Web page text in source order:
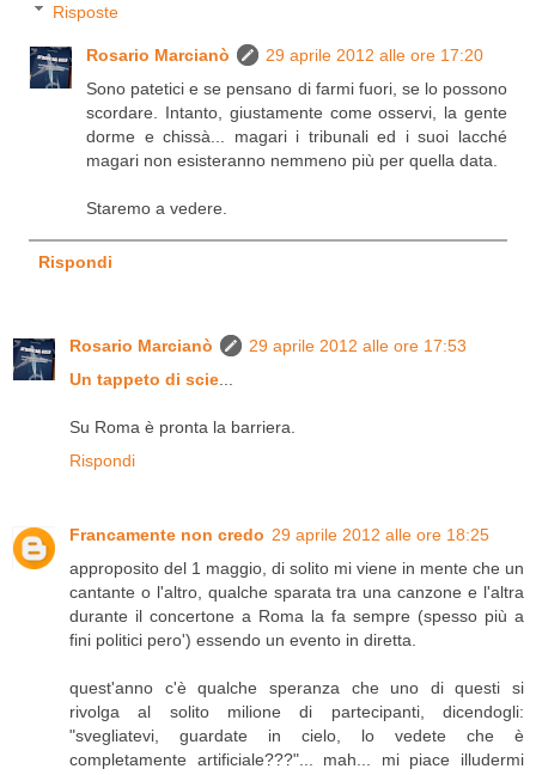
Risposte
Rosario Marcianò
29 aprile 2012 alle ore 17:20
Sono patetici e se pensano di farmi fuori, se lo possono
scordare. Intanto, giustamente come osservi, la gente
dorme e chissà... magari i tribunali ed i suoi lacché
magari non esisteranno nemmeno più per quella data.
Staremo a vedere.
Rispondi
Rosario Marcianò
29 aprile 2012 alle ore 17:53
Un tappeto di scie
Su Roma è pronta la barriera.
Rispondi
Francamente non credo 29 aprile 2012 alle ore 18:25
approposito del 1 maggio, di solito mi viene in mente che un
cantante o l'altro, qualche sparata tra una canzone e l'altra
durante il concertone a Roma la fa sempre (spesso più a
fini politici pero') essendo un evento in diretta.
quest'anno c'è qualche speranza che uno di questi si
rivolga al solito milione di partecipanti, dicendogli:
"svegliatevi, guardate in cielo, lo vedete che è
completamente artificiale???"... mah... mi piace illudermi